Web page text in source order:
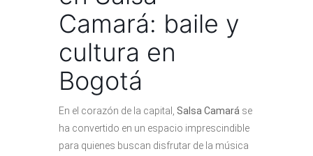
Camará: baile y
cultura en
Bogotá
En el corazón de la capital, Salsa Camará se
ha convertido en un espacio imprescindible
para quienes buscan disfrutar de la música